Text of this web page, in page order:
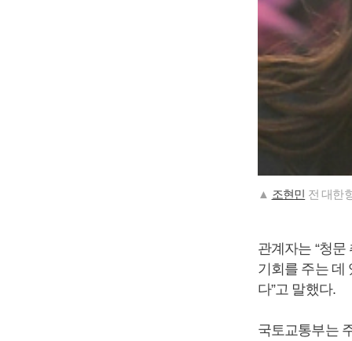
▲ 조현민 전 대한
관계자는 “청
기회를 주는 데
다”고 말했다.
국토교통부는